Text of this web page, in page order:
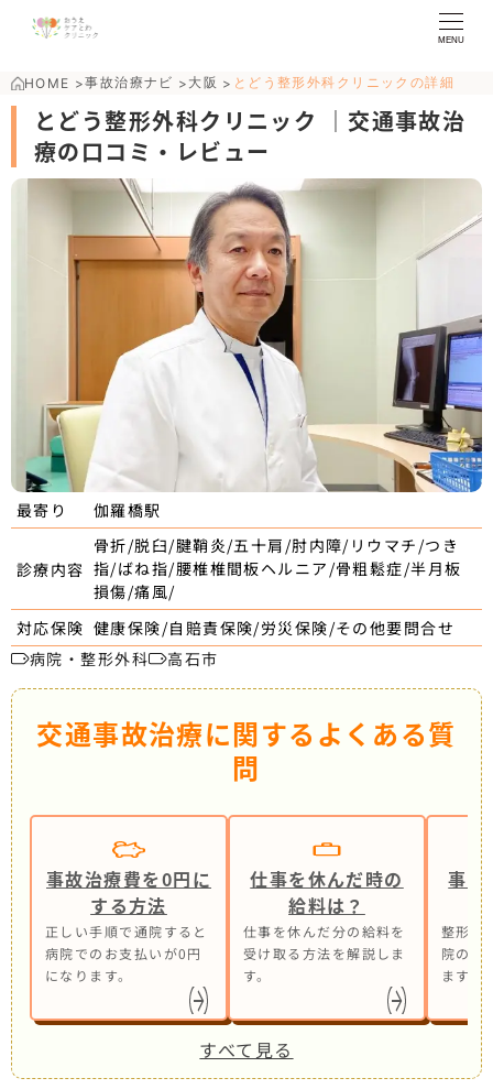
MENU
HOME >事故治療ナビ > 大阪 > とどう整形外科クリニックの詳細
とどう整形外科クリニック ｜交通事故治
療の口コミ・レビュー
最寄り 伽羅橋駅
診療内容
骨折/脱臼/腱鞘炎/五十肩/肘内障/リウマチ/つき
指/ばね指/腰椎椎間板ヘルニア/骨粗鬆症/半月板
損傷/痛風/
対応保険 健康保険/自賠責保険/労災保険/その他要問合せ
病院・整形外科
高石市
交通事故治療に関するよくある質
問
事故治療費を0円に
する方法
正しい手順で通院すると
病院でのお支払いが0円
になります。
仕事を休んだ時の
給料は？
仕事を休んだ分の給料を
受け取る方法を解説しま
す。
事故
整形外
院の併
ます。
すべて見る